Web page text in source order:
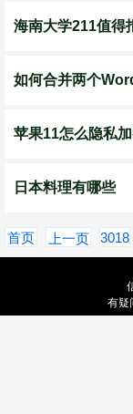
海南大学211值得
如何合并两个
苹果11怎么隐私
日本料理有哪些
首页 上一页 3018
有疑